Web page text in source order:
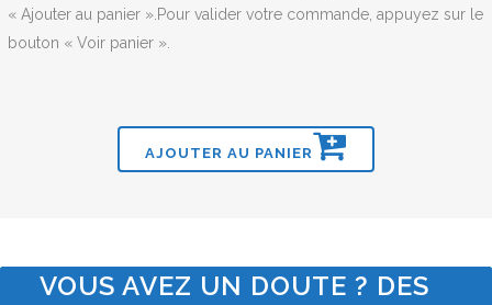
« Ajouter au panier ».Pour valider votre commande, appuyez sur le
bouton « Voir panier ».
AJOUTER AU PANIER
VOUS AVEZ UN DOUTE ? DES